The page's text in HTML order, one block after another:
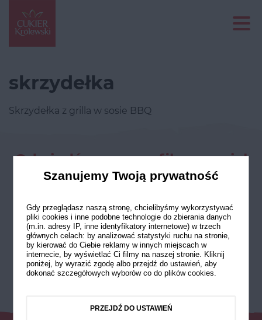
skrzydełka
Skrzydełka z grilla w sosie BBQ
Odwiedź nasze profile w social
mediach
Szanujemy Twoją prywatność
Gdy przeglądasz naszą stronę, chcielibyśmy wykorzystywać
pliki cookies i inne podobne technologie do zbierania danych
(m.in. adresy IP, inne identyfikatory internetowe) w trzech
głównych celach: by analizować statystyki ruchu na stronie,
by kierować do Ciebie reklamy w innych miejscach w
internecie, by wyświetlać Ci filmy na naszej stronie. Kliknij
poniżej, by wyrazić zgodę albo przejdź do ustawień, aby
dokonać szczegółowych wyborów co do plików cookies.
PRZEJDŹ DO USTAWIEŃ